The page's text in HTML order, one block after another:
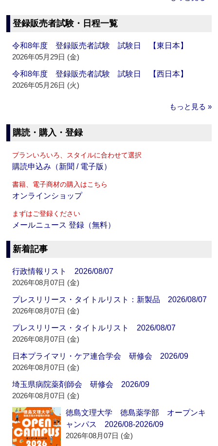
登録販売者試験・日程一覧
令和8年度 登録販売者試験 試験日 【東日本】
2026年05月29日 (金)
令和8年度 登録販売者試験 試験日 【西日本】
2026年05月26日 (火)
もっと見る »
購読・購入・登録
プランいろいろ、スタイルに合わせて選択
購読申込み（新聞 / 電子版）
書籍、電子商材の購入はこちら
オンラインショップ
まずはご登録ください
メールニュース 登録（無料）
新着記事
行政情報リスト 2026/08/07
2026年08月07日 (金)
プレスリリース・タイトルリスト：新製品 2026/08/07
2026年08月07日 (金)
プレスリリース・タイトルリスト 2026/08/07
2026年08月07日 (金)
日本プライマリ・ケア連合学会 研修会 2026/09
2026年08月07日 (金)
埼玉県病院薬剤師会 研修会 2026/09
2026年08月07日 (金)
徳島文理大学 徳島薬学部 オープンキ
ャンパス 2026/08-2026/09
2026年08月07日 (金)